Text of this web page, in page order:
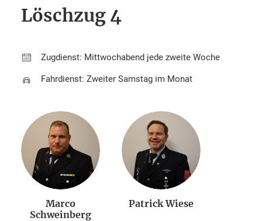
Löschzug 4
Zugdienst: Mittwochabend jede zweite Woche
Fahrdienst: Zweiter Samstag im Monat
Marco
Schweinberg
Patrick Wiese